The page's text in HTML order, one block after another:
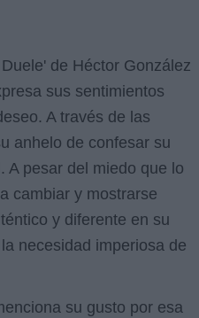
de Héctor González
sus sentimientos
A través de las
anhelo de confesar su
A pesar del miedo que lo
cambiar y mostrarse
y diferente en su
necesidad imperiosa de
su gusto por esa